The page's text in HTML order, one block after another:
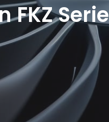
FKZ Serie